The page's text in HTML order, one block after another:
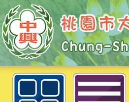
公告114年校園流
大溪區中興國民小學